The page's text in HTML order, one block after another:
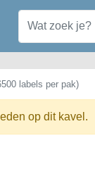
labels per pak)
op dit kavel.